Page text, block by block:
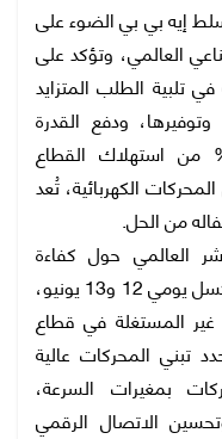
إيه بي بي الضوء على
العالمي، وتؤكد على
تلبية الطلب المتزايد
ودفع القدرة
للصناعة. وبما أن 45% من استهلاك القطاع
الكهربائية، تُعد
من الحل.
العالمي حول كفاءة
الطاقة للوكالة الدولية للطاقة في بروكسل يومي 12 و13 يونيو،
غير المستغلة في قطاع
تبني المحركات عالية
بمغيرات السرعة،
الاتصال الرقمي